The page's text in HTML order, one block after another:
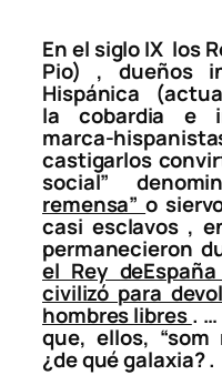
En el siglo IX los
Pio) , dueños
Hispánica
la cobardia e
marca-
castigarlos
social”
remensa”o
casi esclavos ,
permanecieron
el Rey
civilizó para
hombres libres.
que, ellos, “som
¿de qué galaxia? .